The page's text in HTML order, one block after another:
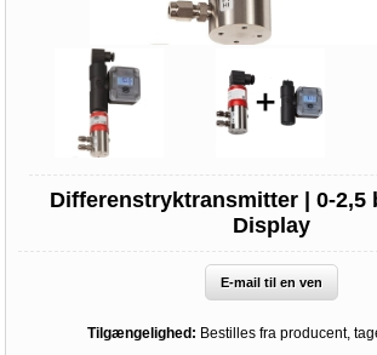
Differenstryktransmitter | 0-2,5
Display
E-mail til en ven
Tilgængelighed: Bestilles fra producent,